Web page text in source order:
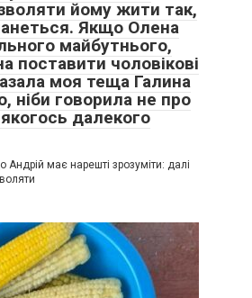
йому жити так,
Якщо Олена
майбутнього,
поставити чоловікові
моя теща Галина
ніби говорила не про
далекого
має нарешті зрозуміти: далі